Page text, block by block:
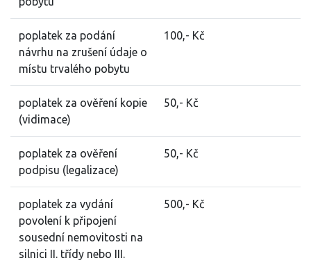
poplatek za podání
návrhu na zrušení údaje o
místu trvalého pobytu
100,- Kč
poplatek za ověření kopie
(vidimace)
50,- Kč
poplatek za ověření
podpisu (legalizace)
50,- Kč
poplatek za vydání
povolení k připojení
sousední nemovitosti na
silnici II. třídy nebo III.
500,- Kč